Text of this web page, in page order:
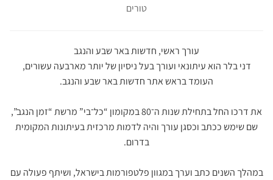
טורים
עורך ראשי, חדשות באר שבע והנגב
דני בלר הוא עיתונאי ועורך בעל ניסיון של יותר מארבעה עשורים,
העומד בראש אתר חדשות באר שבע והנגב.
את דרכו החל בתחילת שנות ה־80 במקומון “כל־בי” מרשת “זמן הנגב”,
שם שימש ככתב וכסגן עורך והיה לדמות מרכזית בעיתונות המקומית
בדרום.
במהלך השנים כתב וערך במגוון פלטפורמות בישראל, ושיתף פעולה עם